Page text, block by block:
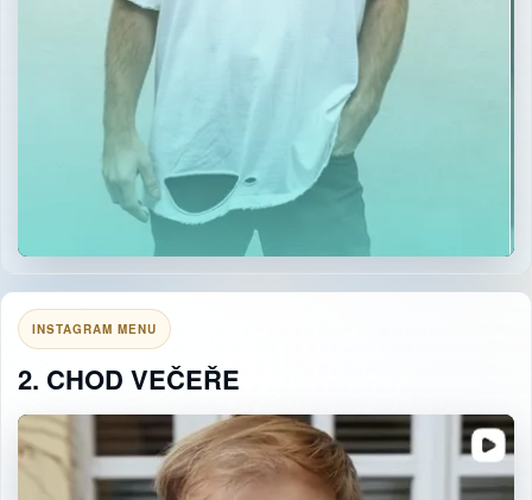
INSTAGRAM MENU
2. CHOD VEČEŘE